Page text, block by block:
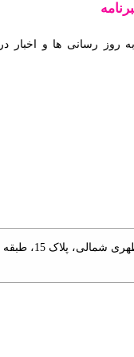
روز رسانی ها و اخبار در
تهران، سعادت آباد، بلوار دریا، خیابان شهید